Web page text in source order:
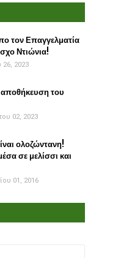
τον Επαγγελματία
Ντιώνια!
26, 2023
του
02, 2023
ολοζώντανη!
σε μελίσσι και
01, 2016